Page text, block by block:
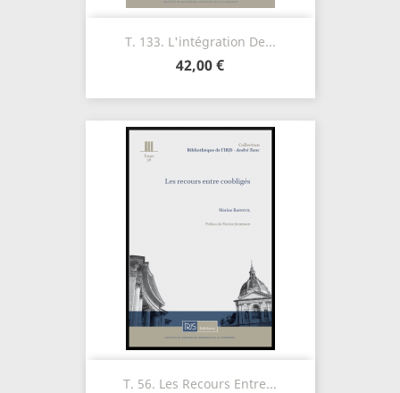
T. 133. L'intégration De...
42,00 €
T. 56. Les Recours Entre...